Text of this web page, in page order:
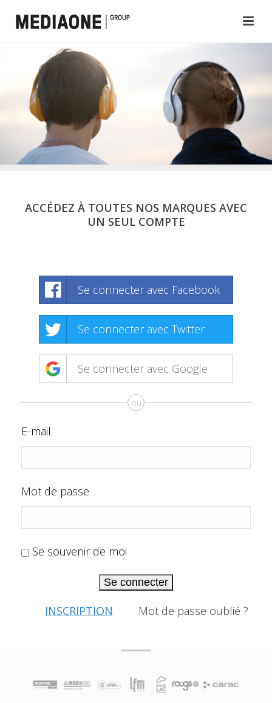
ACCÉDEZ À TOUTES NOS MARQUES AVEC
UN SEUL COMPTE
Se connecter avec Facebook
Se connecter avec Twitter
Se connecter avec Google
ou
E-mail
Mot de passe
Se souvenir de moi
Se connecter
INSCRIPTION Mot de passe oublié ?